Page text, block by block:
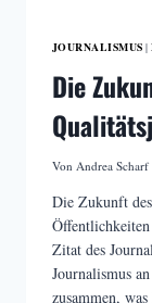
JOURNALISMUS |
Die
Von Andrea Scharf
Die Zukunft
Zitat des
Journalismus
zusammen,